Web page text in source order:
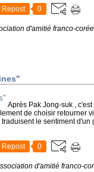
Repost 0
d'amitié franco-
Après Pak Jong-suk ,
de choisir retourner
le sentiment d'un
Repost 0
d'amitié franco-